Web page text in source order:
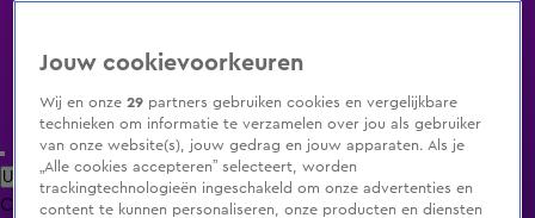
Uitzending Gemist Populaire programma's Zenders Genres
ClipsFilmsRadioSmart TV inlogShop
Jouw cookievoorkeuren
Wij en onze29 partners gebruiken cookies en vergelijkbare
technieken om informatie te verzamelen over jou als gebruiker
van onze website(s), jouw gedrag en jouw apparaten. Als je
„Alle cookies accepteren” selecteert, worden
trackingtechnologieën ingeschakeld om onze advertenties en
content te kunnen personaliseren, onze producten en diensten